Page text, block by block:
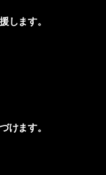
します。
けます。